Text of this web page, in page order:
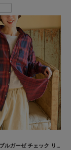
【秋新作】ダブルガーゼ チェック リバーシブル レギュラーシャツ